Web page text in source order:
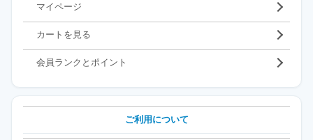
マイページ
カートを見る
会員ランクとポイント
ご利用について